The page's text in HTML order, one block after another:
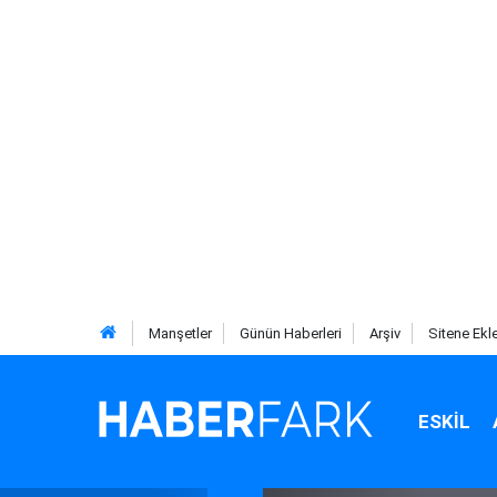
Manşetler Günün Haberleri Arşiv Sitene
ESKIL